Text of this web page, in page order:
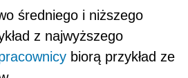
średniego i niższego
z najwyższego
biorą przykład ze